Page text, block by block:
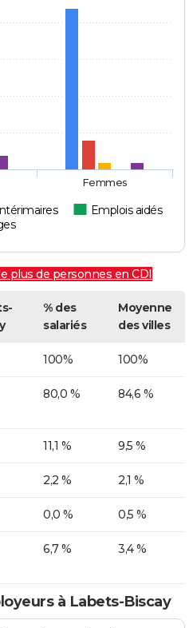
Emplois aidés
Femmes
plus de personnes en CDI
% des
salariés
Moyenne
des villes
100% 100%
80,0 % 84,6 %
11,1 % 9,5 %
2,2 % 2,1 %
0,0 % 0,5 %
6,7 % 3,4 %
à Labets-Biscay